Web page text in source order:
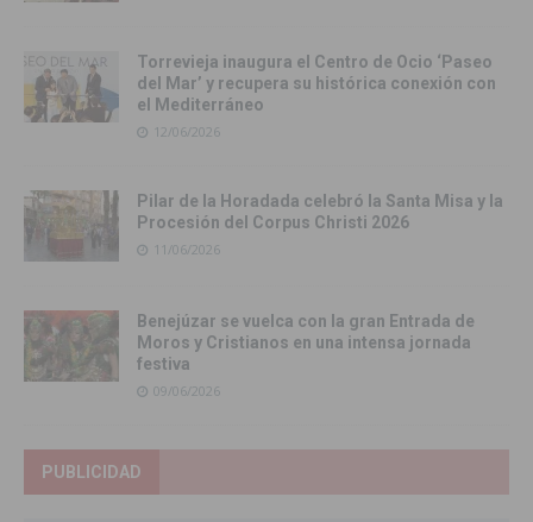
Torrevieja inaugura el Centro de Ocio ‘Paseo
del Mar’ y recupera su histórica conexión con
el Mediterráneo
12/06/2026
Pilar de la Horadada celebró la Santa Misa y la
Procesión del Corpus Christi 2026
11/06/2026
Benejúzar se vuelca con la gran Entrada de
Moros y Cristianos en una intensa jornada
festiva
09/06/2026
PUBLICIDAD